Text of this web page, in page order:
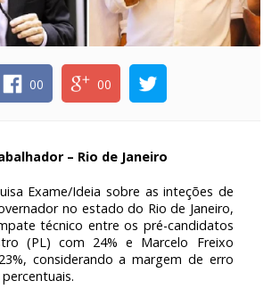
00 00
– Rio de Janeiro
Exame/Ideia sobre as inteções de
no estado do Rio de Janeiro,
técnico entre os pré-candidatos
(PL) com 24% e Marcelo Freixo
considerando a margem de erro